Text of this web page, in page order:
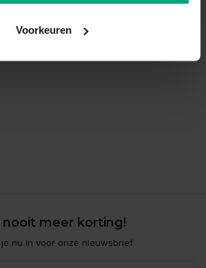
Voorkeuren
nooit meer korting!
nu in voor onze nieuwsbrief